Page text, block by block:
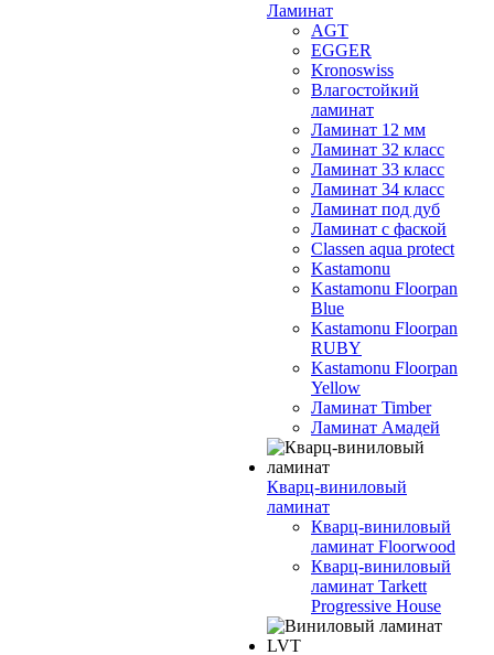
Ламинат
AGT
EGGER
Kronoswiss
Влагостойкий
ламинат
Ламинат 12 мм
Ламинат 32 класс
Ламинат 33 класс
Ламинат 34 класс
Ламинат под дуб
Ламинат с фаской
Classen aqua protect
Kastamonu
Kastamonu Floorpan
Blue
Kastamonu Floorpan
RUBY
Kastamonu Floorpan
Yellow
Ламинат Timber
Ламинат Амадей
Кварц-виниловый
ламинат
Кварц-виниловый
ламинат Floorwood
Кварц-виниловый
ламинат Tarkett
Progressive House